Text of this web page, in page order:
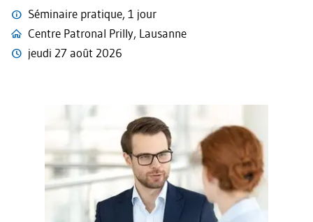
Séminaire pratique, 1 jour
Centre Patronal Prilly, Lausanne
jeudi 27 août 2026